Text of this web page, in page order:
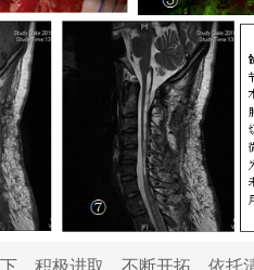
积极进取、不断开拓，依托